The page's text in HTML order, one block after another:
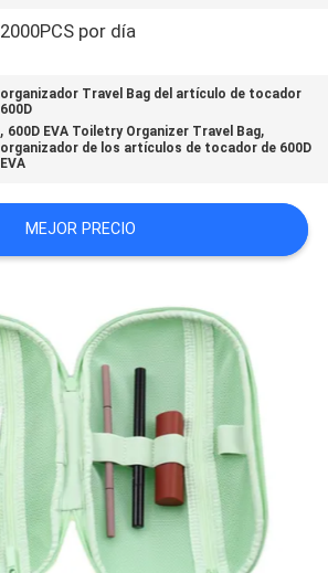
2000PCS por día
organizador Travel Bag del artículo de tocador
600D
, 600D EVA Toiletry Organizer Travel Bag,
organizador de los artículos de tocador de 600D
EVA
MEJOR PRECIO